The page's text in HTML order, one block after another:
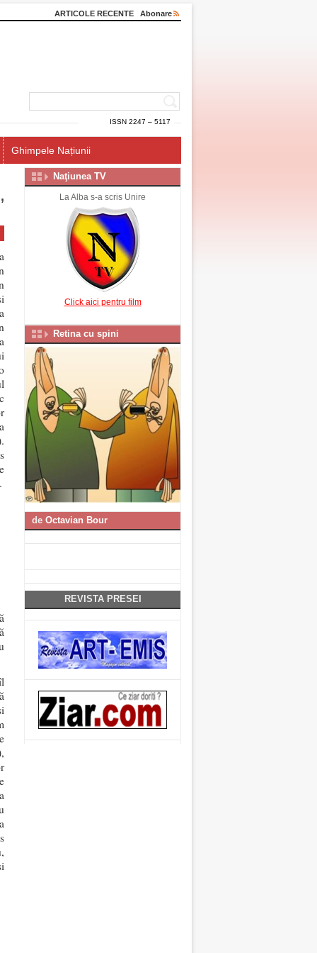
ARTICOLE RECENTE Abonare
ISSN 2247 – 5117
Ghimpele Națiunii
Naţiunea TV
La Alba s-a scris Unire
Click aici pentru film
Retina cu spini
de Octavian Bour
REVISTA PRESEI